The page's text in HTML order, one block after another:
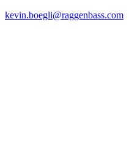
kevin.boegli@raggenbass.com